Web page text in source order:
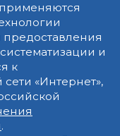
и
к
«Интернет»,
.